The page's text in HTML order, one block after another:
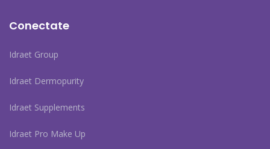
Conectate
Idraet Group
Idraet Dermopurity
Idraet Supplements
Idraet Pro Make Up